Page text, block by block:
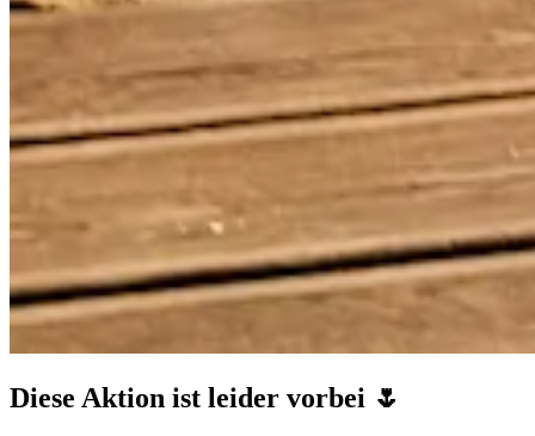
Diese Aktion ist leider vorbei 🌷